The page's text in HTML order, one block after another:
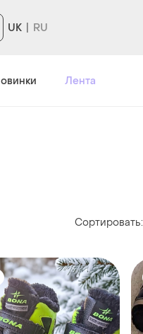
UK
Лента
Сортировать: